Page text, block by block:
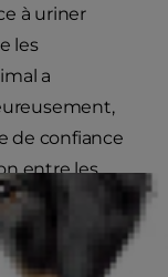
à uriner
les
a
de confiance
entre les
leurs
de